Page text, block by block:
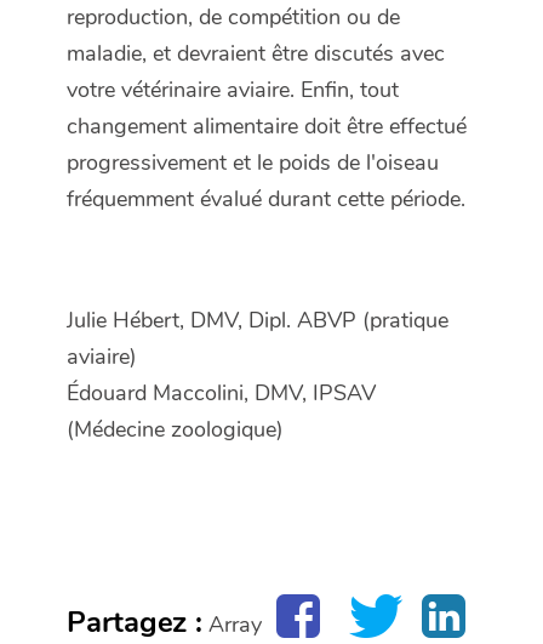
reproduction, de compétition ou de
maladie, et devraient être discutés avec
votre vétérinaire aviaire. Enfin, tout
changement alimentaire doit être effectué
progressivement et le poids de l'oiseau
fréquemment évalué durant cette période.
Julie Hébert, DMV, Dipl. ABVP (pratique
aviaire)
Édouard Maccolini, DMV, IPSAV
(Médecine zoologique)
Partagez : Array